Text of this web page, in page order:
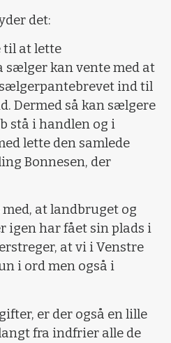
det:
til at lette
sælger kan vente med at
ind til
Dermed så kan sælgere
stå i handlen og i
lette den samlede
Bonnesen, der
at landbruget og
igen har fået sin plads i
at vi i Venstre
i ord men også i
er der også en lille
fra indfrier alle de